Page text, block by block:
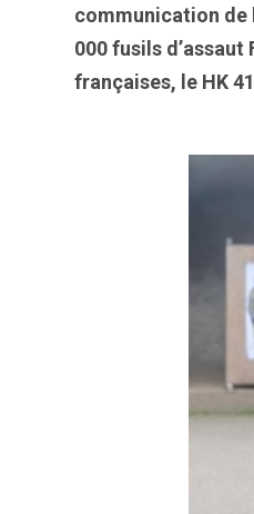
communication de
000 fusils
françaises, le HK